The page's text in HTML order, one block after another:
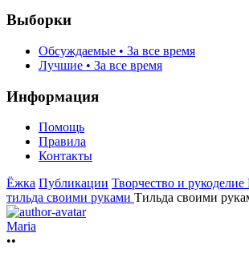
Выборки
Обсуждаемые • За все время
Лучшие • За все время
Информация
Помощь
Правила
Контакты
Ёжка Публикации Творчество и рукоделие
тильда своими руками Тильда своими
Maria
••